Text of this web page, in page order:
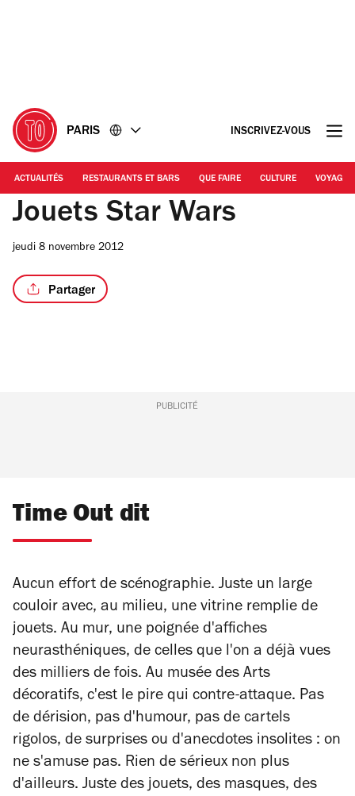
PARIS INSCRIVEZ-VOUS
ACTUALITÉS RESTAURANTS ET BARS QUE FAIRE CULTURE VOYAGE
Jouets Star Wars
jeudi 8 novembre 2012
Partager
PUBLICITÉ
Time Out dit
Aucun effort de scénographie. Juste un large
couloir avec, au milieu, une vitrine remplie de
jouets. Au mur, une poignée d'affiches
neurasthéniques, de celles que l'on a déjà vues
des milliers de fois. Au musée des Arts
décoratifs, c'est le pire qui contre-attaque. Pas
de dérision, pas d'humour, pas de cartels
rigolos, de surprises ou d'anecdotes insolites : on
ne s'amuse pas. Rien de sérieux non plus
d'ailleurs. Juste des jouets, des masques, des